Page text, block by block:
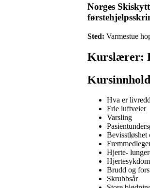
Norges
Sted: Varmestue
Kurslærer:
Hva er
Frie luftveier
Varsling
Bevisstløshet
Hjerte-
Brudd og
Skrubbsår